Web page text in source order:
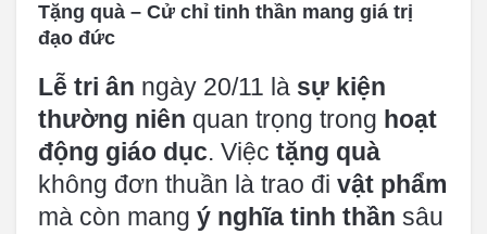
Tặng quà – Cử chỉ tinh thần mang giá trị
đạo đức
Lễ tri ân ngày 20/11 là sự kiện
thường niên quan trọng trong hoạt
động giáo dục. Việc tặng quà
không đơn thuần là trao đi vật phẩm
mà còn mang ý nghĩa tinh thần sâu